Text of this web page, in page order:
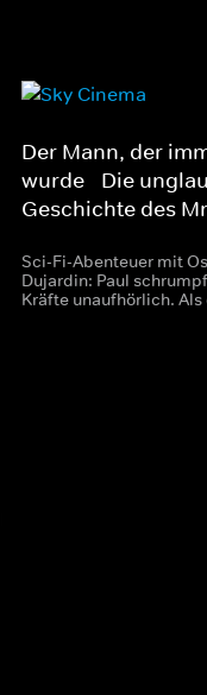
Der Mann, der
wurde - Die
Geschichte des
Sci-Fi-Abenteuer mit
Dujardin: Paul
Kräfte unaufhörlich. Als